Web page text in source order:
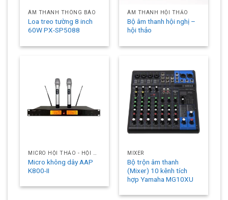
ÂM THANH THÔNG BÁO
Loa treo tường 8 inch
60W PX-SP5088
ÂM THANH HỘI THẢO
Bộ âm thanh hội nghị –
hội thảo
Micro không dây AAP
K800-II
MIXER
Bộ trộn âm thanh
(Mixer) 10 kênh tích
hợp Yamaha MG10XU